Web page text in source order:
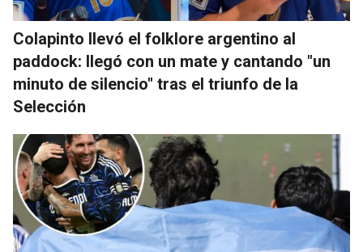
Colapinto llevó el folklore argentino al
paddock: llegó con un mate y cantando "un
minuto de silencio" tras el triunfo de la
Selección